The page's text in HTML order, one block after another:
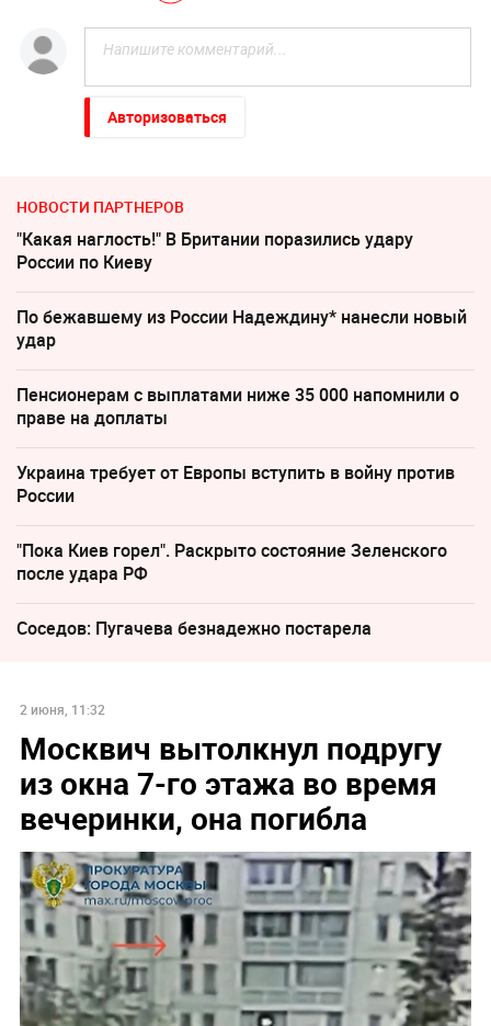
Авторизоваться
НОВОСТИ ПАРТНЕРОВ
"Какая наглость!" В Британии поразились удару
России по Киеву
По бежавшему из России Надеждину* нанесли новый
удар
Пенсионерам с выплатами ниже 35 000 напомнили о
праве на доплаты
Украина требует от Европы вступить в войну против
России
"Пока Киев горел". Раскрыто состояние Зеленского
после удара РФ
Соседов: Пугачева безнадежно постарела
2 июня, 11:32
Москвич вытолкнул подругу
из окна 7-го этажа во время
вечеринки, она погибла